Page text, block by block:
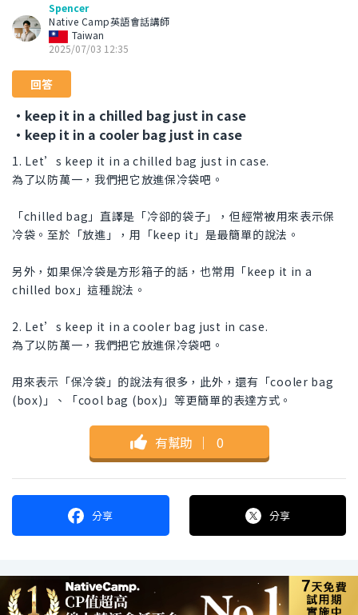
Spencer
Native Camp英語會話講師
Taiwan
2025/07/03 12:35
回答
・keep it in a chilled bag just in case
・keep it in a cooler bag just in case
1. Let’s keep it in a chilled bag just in case.
為了以防萬一，我們把它放進保冷袋吧。
「chilled bag」直譯是「冷卻的袋子」，但經常被用來表示保
冷袋。至於「放進」，用「keep it」是最簡單的說法。
另外，如果保冷袋是方形箱子的話，也常用「keep it in a
chilled box」這種說法。
2. Let’s keep it in a cooler bag just in case.
為了以防萬一，我們把它放進保冷袋吧。
用來表示「保冷袋」的說法有很多，此外，還有「cooler bag
(box)」、「cool bag (box)」等更簡單的表達方式。
有幫助 ｜ 0
分享 分享